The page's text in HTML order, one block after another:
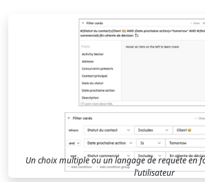
Un choix multiple ou un langage de requête en
l’utilisateur